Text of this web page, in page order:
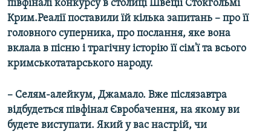
півфіналі конкурсу в столиці Швеції Стокгольмі
Крим.Реалії поставили їй кілька запитань – про її
головного суперника, про послання, яке вона
вклала в пісню і трагічну історію її сім'ї та всього
кримськотатарського народу.
– Селям-алейкум, Джамало. Вже післязавтра
відбудеться півфінал Євробачення, на якому ви
будете виступати. Який у вас настрій, чи